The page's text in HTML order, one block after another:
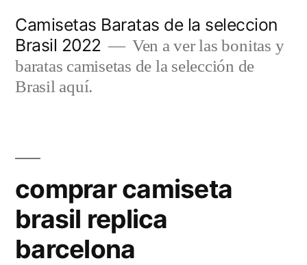
contenido
Camisetas Baratas de la seleccion
Brasil 2022
Ven a ver las bonitas y
baratas camisetas de la selección de
Brasil aquí.
comprar camiseta
brasil replica
barcelona